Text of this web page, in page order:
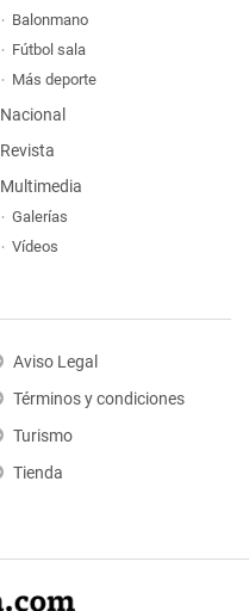
Balonmano
Fútbol sala
Más deporte
Nacional
Revista
Multimedia
Galerías
Vídeos
Aviso Legal
Términos y condiciones
Turismo
Tienda